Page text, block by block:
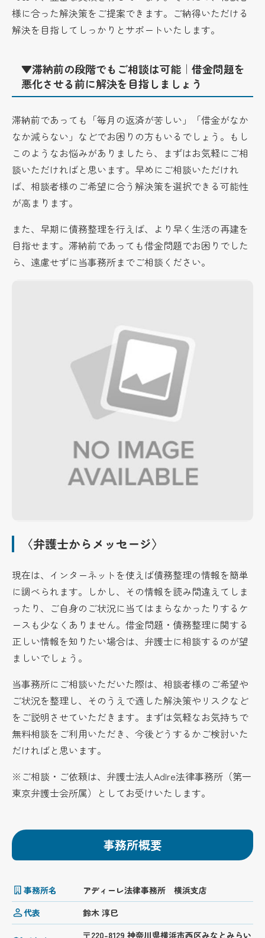
様に合った解決策をご提案できます。ご納得いただける
解決を目指してしっかりとサポートいたします。
▼滞納前の段階でもご相談は可能｜借金問題を
悪化させる前に解決を目指しましょう
滞納前であっても「毎月の返済が苦しい」「借金がなか
なか減らない」などでお困りの方もいるでしょう。もし
このようなお悩みがありましたら、まずはお気軽にご相
談いただければと思います。早めにご相談いただけれ
ば、相談者様のご希望に合う解決策を選択できる可能性
が高まります。
また、早期に債務整理を行えば、より早く生活の再建を
目指せます。滞納前であっても借金問題でお困りでした
ら、遠慮せずに当事務所までご相談ください。
〈弁護士からメッセージ〉
現在は、インターネットを使えば債務整理の情報を簡単
に調べられます。しかし、その情報を読み間違えてしま
ったり、ご自身のご状況に当てはまらなかったりするケ
ースも少なくありません。借金問題・債務整理に関する
正しい情報を知りたい場合は、弁護士に相談するのが望
ましいでしょう。
当事務所にご相談いただいた際は、相談者様のご希望や
ご状況を整理し、そのうえで適した解決策やリスクなど
をご説明させていただきます。まずは気軽なお気持ちで
無料相談をご利用いただき、今後どうするかご検討いた
だければと思います。
※ご相談・ご依頼は、弁護士法人AdIre法律事務所（第一
東京弁護士会所属）としてお受けいたします。
事務所概要
事務所名
アディーレ法律事務所 横浜支店
代表
鈴木 淳巳
〒220-8129 神奈川県横浜市西区みなとみらい